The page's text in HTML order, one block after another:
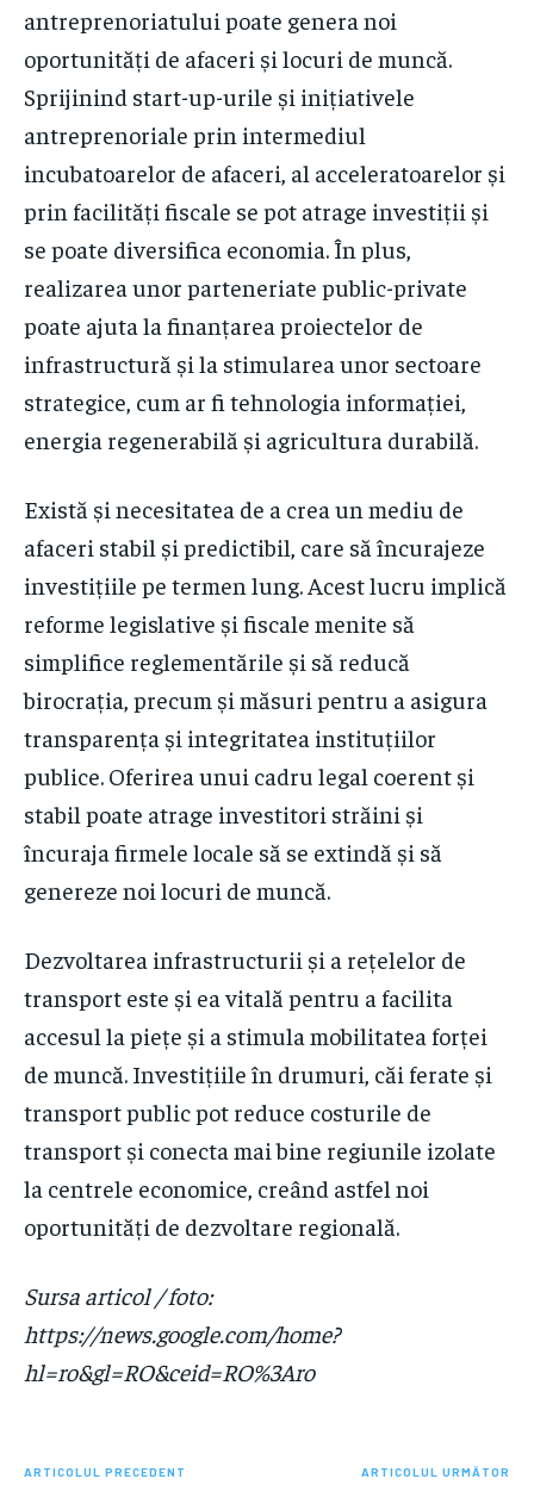
antreprenoriatului poate genera noi
oportunități de afaceri și locuri de muncă.
Sprijinind start-up-urile și inițiativele
antreprenoriale prin intermediul
incubatoarelor de afaceri, al acceleratoarelor și
prin facilități fiscale se pot atrage investiții și
se poate diversifica economia. În plus,
realizarea unor parteneriate public-private
poate ajuta la finanțarea proiectelor de
infrastructură și la stimularea unor sectoare
strategice, cum ar fi tehnologia informației,
energia regenerabilă și agricultura durabilă.
Există și necesitatea de a crea un mediu de
afaceri stabil și predictibil, care să încurajeze
investițiile pe termen lung. Acest lucru implică
reforme legislative și fiscale menite să
simplifice reglementările și să reducă
birocrația, precum și măsuri pentru a asigura
transparența și integritatea instituțiilor
publice. Oferirea unui cadru legal coerent și
stabil poate atrage investitori străini și
încuraja firmele locale să se extindă și să
genereze noi locuri de muncă.
Dezvoltarea infrastructurii și a rețelelor de
transport este și ea vitală pentru a facilita
accesul la piețe și a stimula mobilitatea forței
de muncă. Investițiile în drumuri, căi ferate și
transport public pot reduce costurile de
transport și conecta mai bine regiunile izolate
la centrele economice, creând astfel noi
oportunități de dezvoltare regională.
Sursa articol / foto:
https://news.google.com/home?
hl=ro&gl=RO&ceid=RO%3Aro
ARTICOLUL PRECEDENT ARTICOLUL URMĂTOR